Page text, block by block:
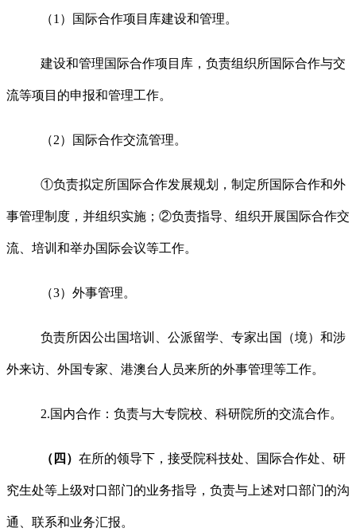
（1）国际合作项目库建设和管理。
建设和管理国际合作项目库，负责组织所国际合作与交
流等项目的申报和管理工作。
（2）国际合作交流管理。
①负责拟定所国际合作发展规划，制定所国际合作和外
事管理制度，并组织实施；②负责指导、组织开展国际合作交
流、培训和举办国际会议等工作。
（3）外事管理。
负责所因公出国培训、公派留学、专家出国（境）和涉
外来访、外国专家、港澳台人员来所的外事管理等工作。
2.国内合作：负责与大专院校、科研院所的交流合作。
（四） 在所的领导下，接受院科技处、国际合作处、研
究生处等上级对口部门的业务指导，负责与上述对口部门的沟
通、联系和业务汇报。